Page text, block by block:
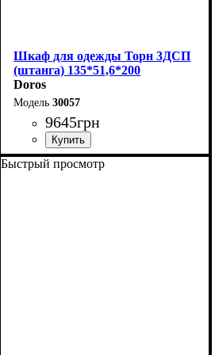
Шкаф для одежды Торн 3ДСП
(штанга) 135*51,6*200
Doros
30057
9645грн
Быстрый просмотр